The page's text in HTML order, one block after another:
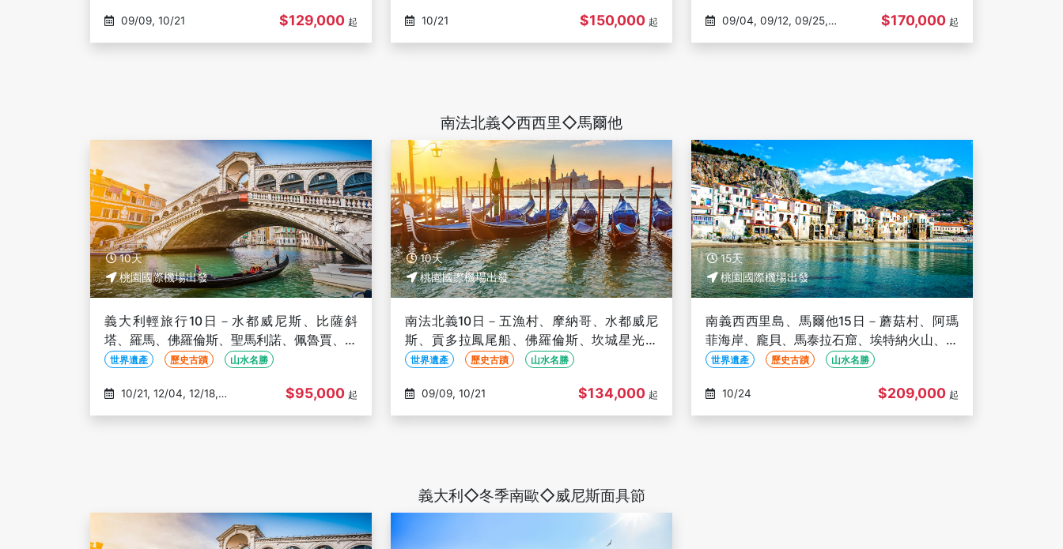
09/09, 10/21 $129,000 起 10/21 $150,000 起 $170,000 起
南法北義◇西西里◇馬爾他
10天
桃園國際機場出發
義大利輕旅行10日－水都威尼斯、比薩斜
塔、羅馬、佛羅倫斯、聖馬利諾、佩魯賈、世
界文化遺產
世界遺產 歷史古蹟 山水名勝
$95,000 起
10天
桃園國際機場出發
南法北義10日－五漁村、摩納哥、水都威尼
斯、貢多拉鳳尾船、佛羅倫斯、坎城星光大
道、尼斯蔚藍海岸、馬賽港、松露體驗
世界遺產 歷史古蹟 山水名勝
09/09, 10/21 $134,000 起
15天
桃園國際機場出發
南義西西里島、馬爾他15日－蘑菇村、阿瑪
菲海岸、龐貝、馬泰拉石窟、埃特納火山、神
殿之谷、藍色瀉湖、米推餐、馬爾他五星４晚
世界遺產 歷史古蹟 山水名勝
10/24 $209,000 起
義大利◇冬季南歐◇威尼斯面具節